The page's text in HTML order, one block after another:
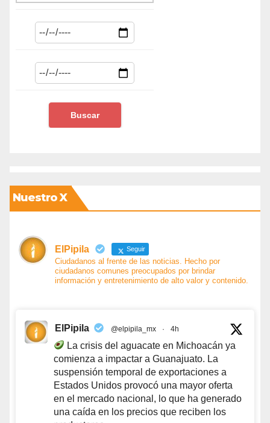
Nuestro X
ElPipila Seguir
Ciudadanos al frente de las noticias. Hecho por
ciudadanos comunes preocupados por brindar
información y entretenimiento de alto valor y contenido.
ElPipila @elpipila_mx · 4h
La crisis del aguacate en Michoacán ya
comienza a impactar a Guanajuato. La
suspensión temporal de exportaciones a
Estados Unidos provocó una mayor oferta
en el mercado nacional, lo que ha generado
una caída en los precios que reciben los